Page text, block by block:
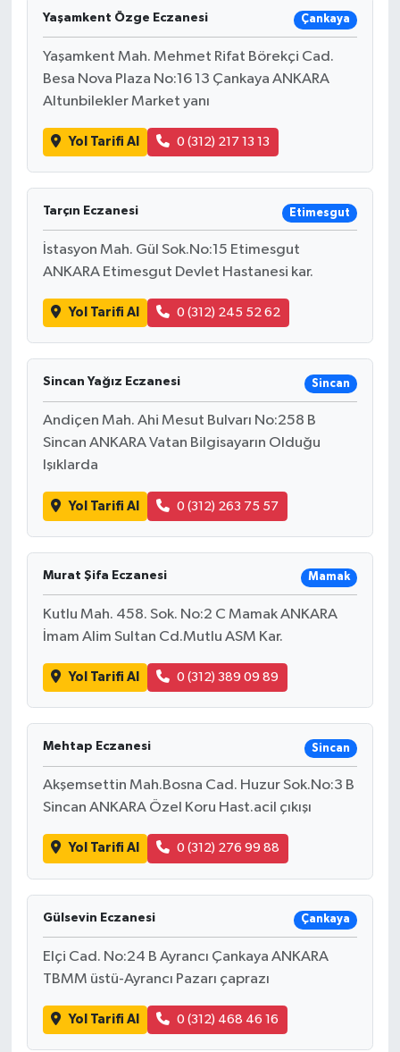
Yaşamkent Özge Eczanesi Çankaya
Yaşamkent Mah. Mehmet Rifat Börekçi Cad.
Besa Nova Plaza No:16 13 Çankaya ANKARA
Altunbilekler Market yanı
Yol Tarifi Al 0 (312) 217 13 13
Tarçın Eczanesi Etimesgut
İstasyon Mah. Gül Sok.No:15 Etimesgut
ANKARA Etimesgut Devlet Hastanesi kar.
Yol Tarifi Al 0 (312) 245 52 62
Sincan Yağız Eczanesi Sincan
Andiçen Mah. Ahi Mesut Bulvarı No:258 B
Sincan ANKARA Vatan Bilgisayarın Olduğu
Işıklarda
Yol Tarifi Al 0 (312) 263 75 57
Murat Şifa Eczanesi Mamak
Kutlu Mah. 458. Sok. No:2 C Mamak ANKARA
İmam Alim Sultan Cd.Mutlu ASM Kar.
Yol Tarifi Al 0 (312) 389 09 89
Mehtap Eczanesi Sincan
Akşemsettin Mah.Bosna Cad. Huzur Sok.No:3 B
Sincan ANKARA Özel Koru Hast.acil çıkışı
Yol Tarifi Al 0 (312) 276 99 88
Gülsevin Eczanesi Çankaya
Elçi Cad. No:24 B Ayrancı Çankaya ANKARA
TBMM üstü-Ayrancı Pazarı çaprazı
Yol Tarifi Al 0 (312) 468 46 16